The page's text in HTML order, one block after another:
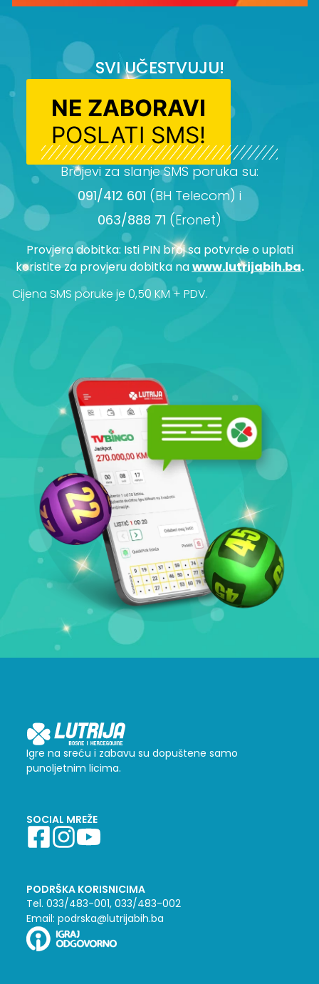
SVI UČESTVUJU!
NE ZABORAVI
POSLATI SMS!
Brojevi za slanje SMS poruka su:
091/412 601 (BH Telecom) i
063/888 71 (Eronet)
Provjera dobitka: Isti PIN broj sa potvrde o uplati
koristite za provjeru dobitka nawww.lutrijabih.ba.
Cijena SMS poruke je 0,50 KM + PDV.
Igre na sreću i zabavu su dopuštene samo
punoljetnim licima.
SOCIAL MREŽE
PODRŠKA KORISNICIMA
Tel. 033/483-001, 033/483-002
Email: podrska@lutrijabih.ba